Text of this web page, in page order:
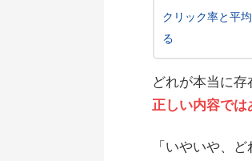
クリック率と平
る
どれが本当に
正しい内容では
「いやいや、